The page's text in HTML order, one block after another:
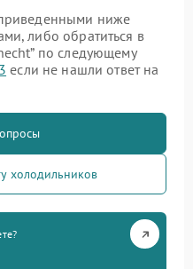
ниже
либо обратиться в
по следующему
если не нашли ответ на
холодильников